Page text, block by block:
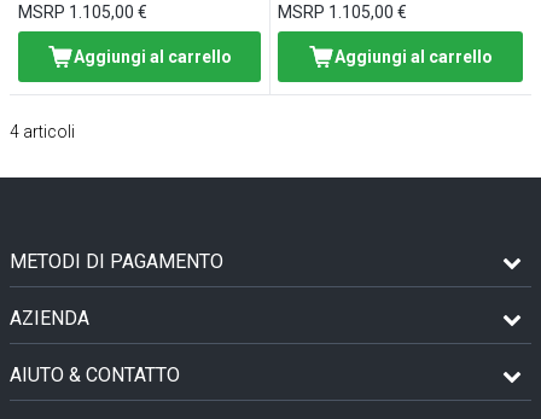
MSRP 1.105,00 €
Aggiungi al carrello
MSRP 1.105,00 €
Aggiungi al carrello
4 articoli
METODI DI PAGAMENTO
AZIENDA
AIUTO & CONTATTO